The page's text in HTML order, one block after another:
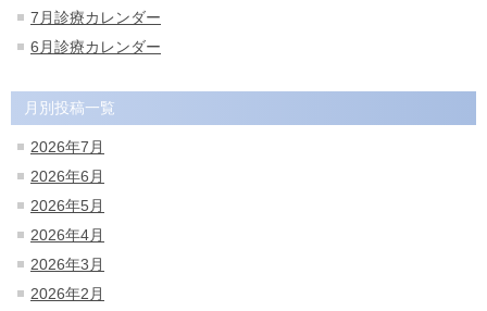
7月診療カレンダー
6月診療カレンダー
月別投稿一覧
2026年7月
2026年6月
2026年5月
2026年4月
2026年3月
2026年2月